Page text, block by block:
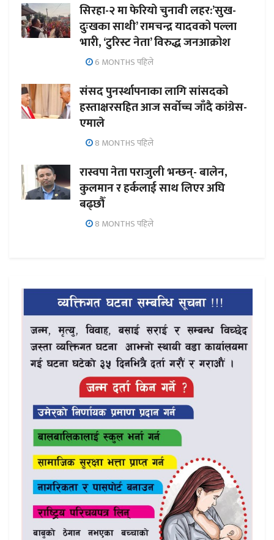
सिरहा-२ मा फेरियो चुनावी लहर:’सुख-
दुःखका साथी’ रामचन्द्र यादवको पल्ला
भारी, ‘टुरिस्ट नेता’ विरुद्ध जनआक्रोश
6 MONTHS पहिले
संसद पुनर्स्थापनाका लागि सांसदको
हस्ताक्षरसहित आज सर्वोच्च जाँदै कांग्रेस-
एमाले
8 MONTHS पहिले
रास्वपा नेता पराजुली भन्छन्- बालेन,
कुलमान र हर्कलाई साथ लिएर अघि
बढ्छौँ
8 MONTHS पहिले